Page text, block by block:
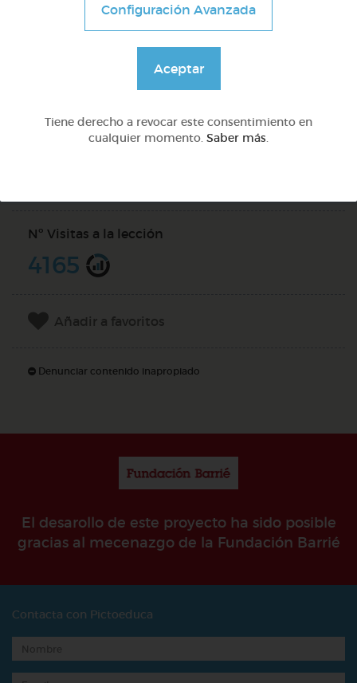
@GrupoAdapta
Nº Visitas a la lección
4165
Añadir a favoritos
Denunciar contenido inapropiado
El desarollo de este proyecto ha sido posible
gracias al mecenazgo de la Fundación Barrié
Contacta con Pictoeduca
Configuración Avanzada
Aceptar
Tiene derecho a revocar este consentimiento en
cualquier momento. Saber más.